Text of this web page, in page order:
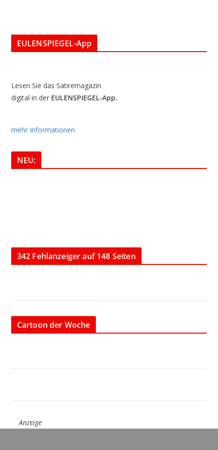
EULENSPIEGEL-App
Lesen Sie das Satiremagazin
digital in der EULENSPIEGEL-App.
mehr Informationen
NEU:
342 Fehlanzeiger auf 148 Seiten
Cartoon der Woche
Anzeige